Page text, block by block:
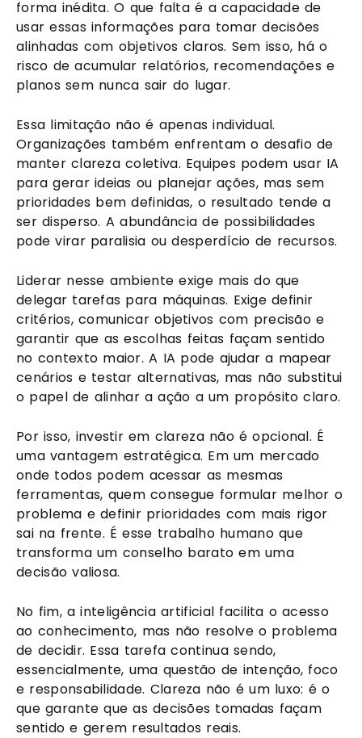
forma inédita. O que falta é a capacidade de
usar essas informações para tomar decisões
alinhadas com objetivos claros. Sem isso, há o
risco de acumular relatórios, recomendações e
planos sem nunca sair do lugar.
Essa limitação não é apenas individual.
Organizações também enfrentam o desafio de
manter clareza coletiva. Equipes podem usar IA
para gerar ideias ou planejar ações, mas sem
prioridades bem definidas, o resultado tende a
ser disperso. A abundância de possibilidades
pode virar paralisia ou desperdício de recursos.
Liderar nesse ambiente exige mais do que
delegar tarefas para máquinas. Exige definir
critérios, comunicar objetivos com precisão e
garantir que as escolhas feitas façam sentido
no contexto maior. A IA pode ajudar a mapear
cenários e testar alternativas, mas não substitui
o papel de alinhar a ação a um propósito claro.
Por isso, investir em clareza não é opcional. É
uma vantagem estratégica. Em um mercado
onde todos podem acessar as mesmas
ferramentas, quem consegue formular melhor o
problema e definir prioridades com mais rigor
sai na frente. É esse trabalho humano que
transforma um conselho barato em uma
decisão valiosa.
No fim, a inteligência artificial facilita o acesso
ao conhecimento, mas não resolve o problema
de decidir. Essa tarefa continua sendo,
essencialmente, uma questão de intenção, foco
e responsabilidade. Clareza não é um luxo: é o
que garante que as decisões tomadas façam
sentido e gerem resultados reais.